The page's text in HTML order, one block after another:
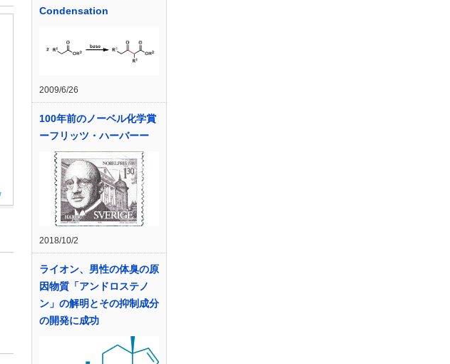
Condensation
2009/6/26
100年前のノーベル化学賞
ーフリッツ・ハーバーー
2018/10/2
ライオン、男性の体臭の原
因物質「アンドロステノ
ン」の解明とその抑制成分
の開発に成功